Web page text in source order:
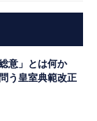
意」とは何か
う皇室典範改正